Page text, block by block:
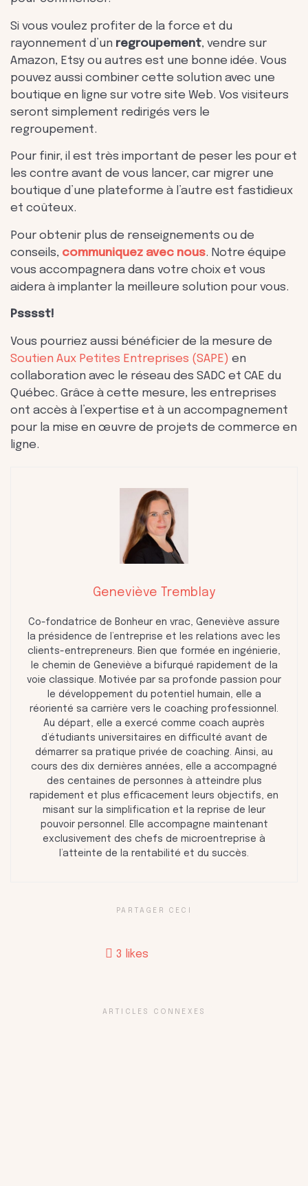
Si vous voulez profiter de la force et du
rayonnement d’un regroupement, vendre sur
Amazon, Etsy ou autres est une bonne idée. Vous
pouvez aussi combiner cette solution avec une
boutique en ligne sur votre site Web. Vos visiteurs
seront simplement redirigés vers le
regroupement.
Pour finir, il est très important de peser les pour et
les contre avant de vous lancer, car migrer une
boutique d’une plateforme à l’autre est fastidieux
et coûteux.
Pour obtenir plus de renseignements ou de
conseils, communiquez avec nous. Notre équipe
vous accompagnera dans votre choix et vous
aidera à implanter la meilleure solution pour vous.
Psssst!
Vous pourriez aussi bénéficier de la mesure de
Soutien Aux Petites Entreprises (SAPE) en
collaboration avec le réseau des SADC et CAE du
Québec. Grâce à cette mesure, les entreprises
ont accès à l’expertise et à un accompagnement
pour la mise en œuvre de projets de commerce en
ligne.
Geneviève Tremblay
Co-fondatrice de Bonheur en vrac, Geneviève assure
la présidence de l’entreprise et les relations avec les
clients-entrepreneurs. Bien que formée en ingénierie,
le chemin de Geneviève a bifurqué rapidement de la
voie classique. Motivée par sa profonde passion pour
le développement du potentiel humain, elle a
réorienté sa carrière vers le coaching professionnel.
Au départ, elle a exercé comme coach auprès
d’étudiants universitaires en difficulté avant de
démarrer sa pratique privée de coaching. Ainsi, au
cours des dix dernières années, elle a accompagné
des centaines de personnes à atteindre plus
rapidement et plus efficacement leurs objectifs, en
misant sur la simplification et la reprise de leur
pouvoir personnel. Elle accompagne maintenant
exclusivement des chefs de microentreprise à
l’atteinte de la rentabilité et du succès.
PARTAGER CECI
3 likes
ARTICLES CONNEXES